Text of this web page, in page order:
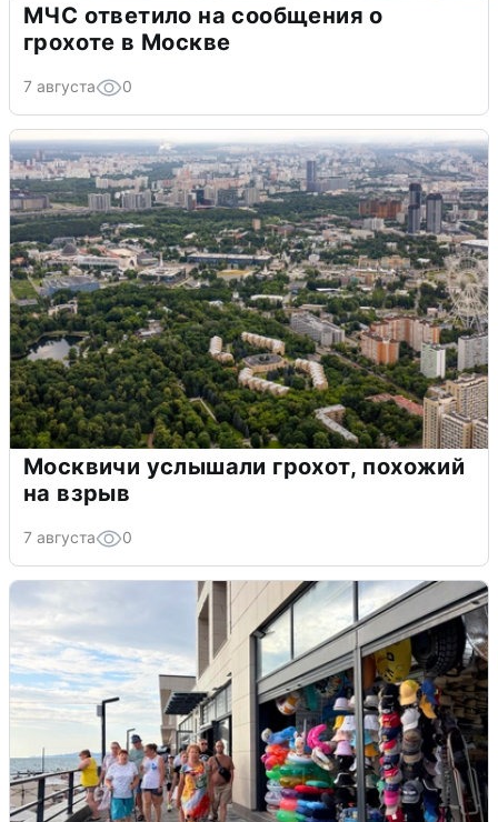
МЧС ответило на сообщения о
грохоте в Москве
7 августа 0
Москвичи услышали грохот, похожий
на взрыв
7 августа 0